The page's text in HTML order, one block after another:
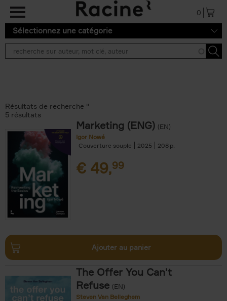
Aller au contenu principal
0
Sélectionnez une catégorie
Résultats de recherche ''
5 résultats
Marketing (ENG) (EN)
Igor Nowé
Couverture souple
2025 208
€ 49,99
Ajouter au panier
The Offer You Can't
Refuse (EN)
Steven Van Belleghem